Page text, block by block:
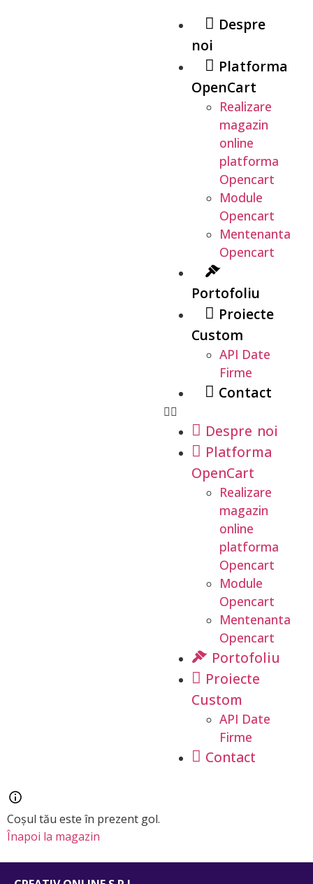
Despre
noi
Platforma
OpenCart
Realizare
magazin
online
platforma
Opencart
Module
Opencart
Mentenanta
Opencart
Portofoliu
Proiecte
Custom
API Date
Firme
Contact
Despre noi
Platforma
OpenCart
Realizare
magazin
online
platforma
Opencart
Module
Opencart
Mentenanta
Opencart
Portofoliu
Proiecte
Custom
API Date
Firme
Contact
Coșul tău este în prezent gol.
Înapoi la magazin